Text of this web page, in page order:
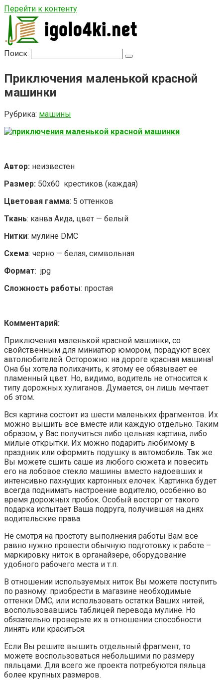
Перейти к контенту
Поиск:
Приключения маленькой красной
машинки
Рубрика: машины
Автор: неизвестен
Размер: 50х60 крестиков (каждая)
Цветовая гамма: 5 оттенков
Ткань: канва Аида, цвет — белый
Нитки: мулине DMC
Схема: черно — белая, символьная
Формат: jpg
Сложность работы: простая
Комментарий:
Приключения маленькой красной машинки, со
свойственным для миниатюр юмором, порадуют всех
автолюбителей. Осторожно: на дороге красная машина!
Она бы хотела полихачить, к этому ее обязывает ее
пламенный цвет. Но, видимо, водитель не относится к
типу дорожных хулиганов. Думается, он лишь мечтает
об этом.
Вся картина состоит из шести маленьких фрагментов. Их
можно вышить все вместе или каждую отдельно. Таким
образом, у Вас получиться либо цельная картина, либо
милые открытки. Их можно подарить любимому в
праздник или оформить подушку в автомобиль. Так же
Вы можете сшить саше из любого сюжета и повесить
его на лобовое стекло машины вместо надоевших и
интенсивно пахнущих картонных елочек. Картинка будет
всегда поднимать настроение водителю, особенно во
время дорожных пробок. Особый восторг от такого
подарка испытает Ваша подруга, получившая на днях
водительские права.
Не смотря на простоту выполнения работы Вам все
равно нужно провести обычную подготовку к работе –
маркировку ниток в органайзере, оборудование
удобного рабочего места и т.п.
В отношении используемых ниток Вы можете поступить
по разному: приобрести в магазине необходимые
оттенки DMC, или использовать остатки Ваших нитей,
воспользовавшись таблицей перевода мулине. Но
обязательно проверьте их в отношении способности
линять или краситься.
Если Вы решите вышить отдельный фрагмент, то
можете воспользоваться небольшими по размеру
пяльцами. Для всего же проекта потребуются пяльца
более крупных размеров.